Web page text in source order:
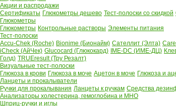
Акции и распродажи
Сертификаты Глюкометры дешево Тест-полоски со скидкой
Глюкометры
Глюкометры Контрольные растворы Элементы питания
Тест-полоски
Accu-Chek (Roche) Bionime (Бионайм) Сателлит (Элта)
iCheck (АйЧек) Glucocard (Глюкокард) IME-DC (ИМЕ-ДЦ)
Голд) TRUEresult (Тру Резалт)
Визуальные тест-полоски
Глюкоза в крови Глюкоза в моче Ацетон в моче Глюкоза и
Ланцеты и прокалыватели
Ручки для прокалывания Ланцеты к ручкам Средства
Анализаторы холестерина, гемоглобина и МНО
Шприц-ручки и иглы